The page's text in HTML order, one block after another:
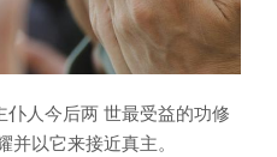
人今后两 世最受益的功修
以它来接近真主。